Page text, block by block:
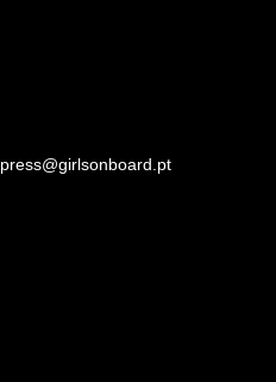
press@girlsonboard.pt